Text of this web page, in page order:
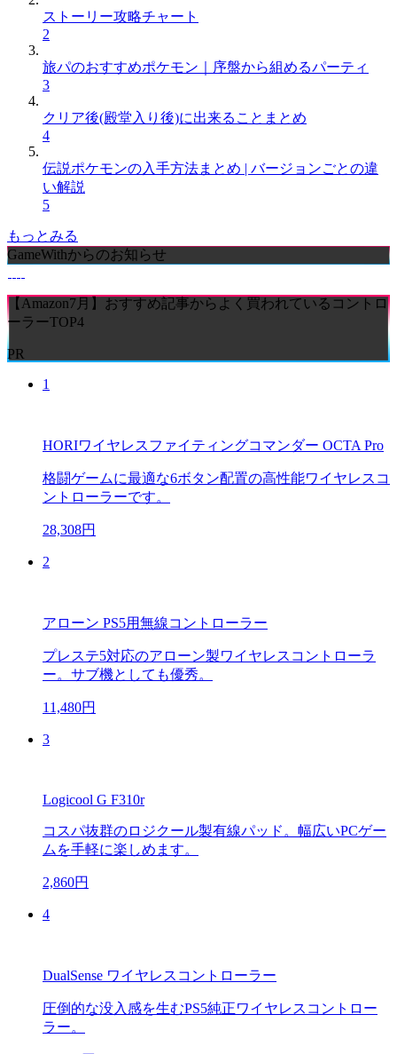
ストーリー攻略チャート
2
旅パのおすすめポケモン｜序盤から組めるパーティ
3
クリア後(殿堂入り後)に出来ることまとめ
4
伝説ポケモンの入手方法まとめ | バージョンごとの違
い解説
5
もっとみる
GameWithからのお知らせ
【Amazon7月】おすすめ記事からよく買われているコントロ
ーラーTOP4
PR
1
HORIワイヤレスファイティングコマンダー OCTA Pro
格闘ゲームに最適な6ボタン配置の高性能ワイヤレスコ
ントローラーです。
28,308円
2
アローン PS5用無線コントローラー
プレステ5対応のアローン製ワイヤレスコントローラ
ー。サブ機としても優秀。
11,480円
3
Logicool G F310r
コスパ抜群のロジクール製有線パッド。幅広いPCゲー
ムを手軽に楽しめます。
2,860円
4
DualSense ワイヤレスコントローラー
圧倒的な没入感を生むPS5純正ワイヤレスコントロー
ラー。